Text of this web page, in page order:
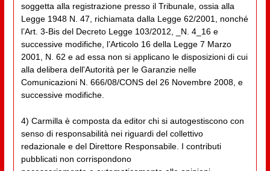
soggetta alla registrazione presso il Tribunale, ossia alla
Legge 1948 N. 47, richiamata dalla Legge 62/2001, nonché
l’Art. 3-Bis del Decreto Legge 103/2012, _N. 4_16 e
successive modifiche, l’Articolo 16 della Legge 7 Marzo
2001, N. 62 e ad essa non si applicano le disposizioni di cui
alla delibera dell'Autorità per le Garanzie nelle
Comunicazioni N. 666/08/CONS del 26 Novembre 2008, e
successive modifiche.
4) Carmilla è composta da editor chi si autogestiscono con
senso di responsabilità nei riguardi del collettivo
redazionale e del Direttore Responsabile. I contributi
pubblicati non corrispondono